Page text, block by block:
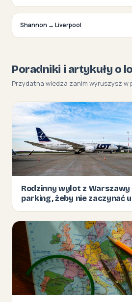
Shannon → Liverpool
Poradniki i artykuły o
Przydatna wiedza zanim wyruszysz w
Rodzinny wylot z
parking, żeby nie zaczynać